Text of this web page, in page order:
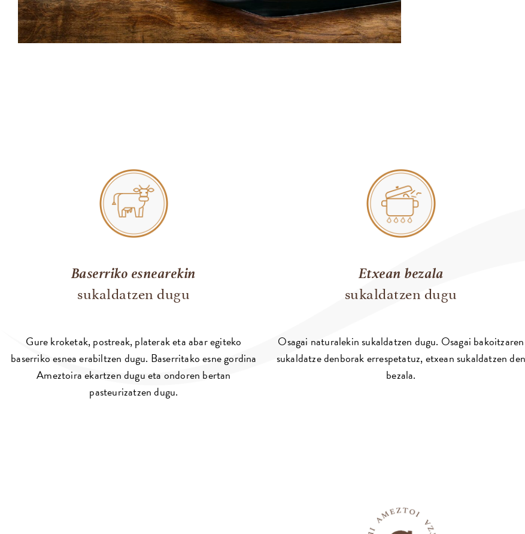
Baserriko esnearekin
sukaldatzen dugu
Gure kroketak, postreak, platerak eta abar egiteko
baserriko esnea erabiltzen dugu. Baserritako esne gordina
Ameztoira ekartzen dugu eta ondoren bertan
pasteurizatzen dugu.
Etxean bezala
sukaldatzen dugu
Osagai naturalekin sukaldatzen dugu. Osagai bakoitzaren
sukaldatze denborak errespetatuz, etxean sukaldatzen den
bezala.